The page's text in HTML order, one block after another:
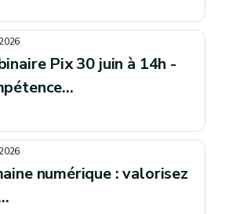
Pix 30 juin à 14h -
numérique : valorisez